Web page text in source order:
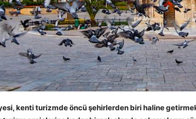
kenti turizmde öncü şehirlerden biri haline